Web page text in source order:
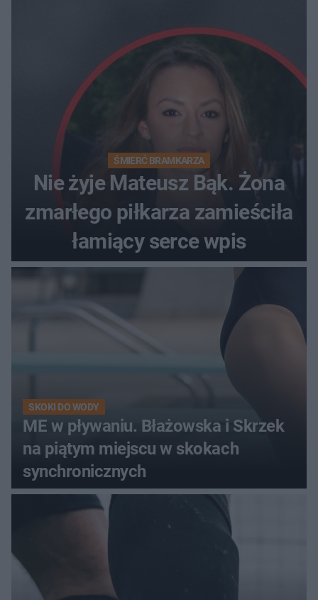
ŚMIERĆ BRAMKARZA
Nie żyje Mateusz Bąk. Żona
zmarłego piłkarza zamieściła
łamiący serce wpis
SKOKI DO WODY
ME w pływaniu. Błażowska i Skrzek
na piątym miejscu w skokach
synchronicznych